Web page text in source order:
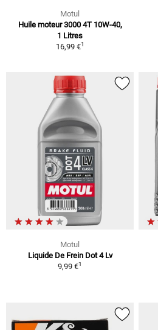
Motul
Huile moteur 3000 4T 10W-40,
1 Litres
16,99 €1
Motul
Liquide De Frein Dot 4 Lv
9,99 €1